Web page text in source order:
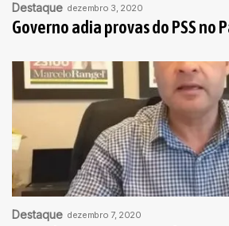
Destaque dezembro 3, 2020
Governo adia provas do PSS no
Destaque dezembro 7, 2020